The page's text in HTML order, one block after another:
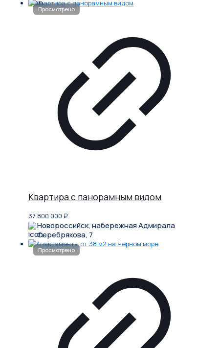
Квартира с панорамным видом
37 800 000 ₽
Новороссийск, набережная Адмирала
Серебрякова, 7